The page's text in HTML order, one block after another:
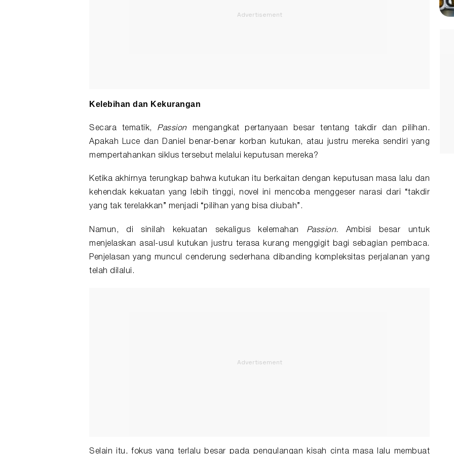
Kelebihan dan Kekurangan
Secara tematik, Passionmengangkat pertanyaan besar tentang takdir dan pilihan.
Apakah Luce dan Daniel benar-benar korban kutukan, atau justru mereka sendiri yang
mempertahankan siklus tersebut melalui keputusan mereka?
Ketika akhirnya terungkap bahwa kutukan itu berkaitan dengan keputusan masa lalu dan
kehendak kekuatan yang lebih tinggi, novel ini mencoba menggeser narasi dari “takdir
yang tak terelakkan” menjadi “pilihan yang bisa diubah”.
Namun, di sinilah kekuatan sekaligus kelemahan Passion. Ambisi besar untuk
menjelaskan asal-usul kutukan justru terasa kurang menggigit bagi sebagian pembaca.
Penjelasan yang muncul cenderung sederhana dibanding kompleksitas perjalanan yang
telah dilalui.
Selain itu, fokus yang terlalu besar pada pengulangan kisah cinta masa lalu membuat